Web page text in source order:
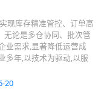
现库存精准管控、订单高
无论是多仓协同、批次管
业需求,显著降低运营成
多年,以技术为驱动,以服
20